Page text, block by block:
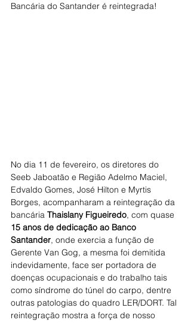
Bancária do Santander é reintegrada!
No dia 11 de fevereiro, os diretores do
Seeb Jaboatão e Região Adelmo Maciel,
Edvaldo Gomes, José Hilton e Myrtis
Borges, acompanharam a reintegração da
bancária Thaislany Figueiredo, com quase
15 anos de dedicação ao Banco
Santander, onde exercia a função de
Gerente Van Gog, a mesma foi demitida
indevidamente, face ser portadora de
doenças ocupacionais e do trabalho tais
como síndrome do túnel do carpo, dentre
outras patologias do quadro LER/DORT. Tal
reintegração mostra a força de nosso